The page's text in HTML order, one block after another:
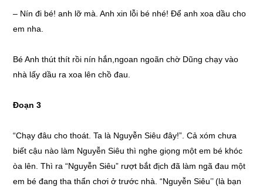
– Nín đi bé! anh lỡ mà. Anh xin lỗi bé nhé! Để anh xoa dầu cho
em nha.
Bé Anh thút thít rồi nín hắn,ngoan ngoãn chờ Dũng chạy vào
nhà lấy dầu ra xoa lên chồ đau.
Đoạn 3
“Chạy đâu cho thoát. Ta là Nguyễn Siêu đây!”. Cả xóm chưa
biết cậu nào làm Nguyễn Siêu thì nghe giọng một em bé khóc
òa lên. Thì ra “Nguyễn Siêu” rượt bắt địch đã làm ngã đau một
em bé đang tha thẩn chơi ở trước nhà. “Nguyễn Siêu’’ (là bạn